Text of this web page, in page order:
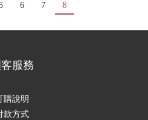
6 7 8
服務
購說明
款方式